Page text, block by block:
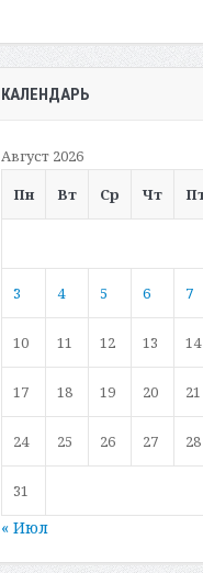
КАЛЕНДАРЬ
Август 2026
Пн
Вт Ср Чт
3 4 5 6 7
10 11 12 13 14
17 18 19 20 21
24 25 26 27 28
31
« Июл